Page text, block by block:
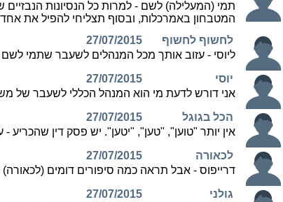
תמי (המעלילה) לשם - למרות כל הנסיונות
המטבחון באמרכלות, ובסוף תצליחי להפיל את
לחשוף לחשוף
27/07/2015
ליוסי - עזוב אותך מכל המנהלים לשעבר שתמי
יוסי
27/07/2015
אני דורש לדעת מי הוא המנהל הכללי לשעבר של
הכל בגוגל
27/07/2015
אין יותר "טוען", "טען", "יטען". יש פסק דין שהכריע -
לכאורה
27/07/2015
דרייפוס - אבל תראה כמה סיפורים דומים
גולני
27/07/2015